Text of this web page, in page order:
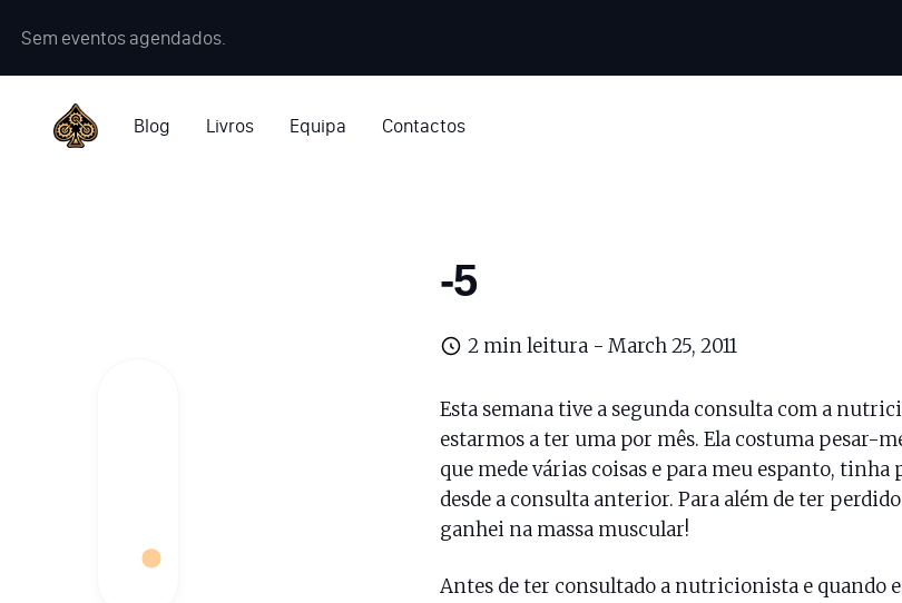
Sem eventos agendados.
Blog Livros Equipa Contactos
-5
2 min leitura - March 25, 2011
Esta semana tive a segunda consulta com a
estarmos a ter uma por mês. Ela costuma pesar-
que mede várias coisas e para meu espanto, tinha
desde a consulta anterior. Para além de ter
ganhei na massa muscular!
Antes de ter consultado a nutricionista e quando